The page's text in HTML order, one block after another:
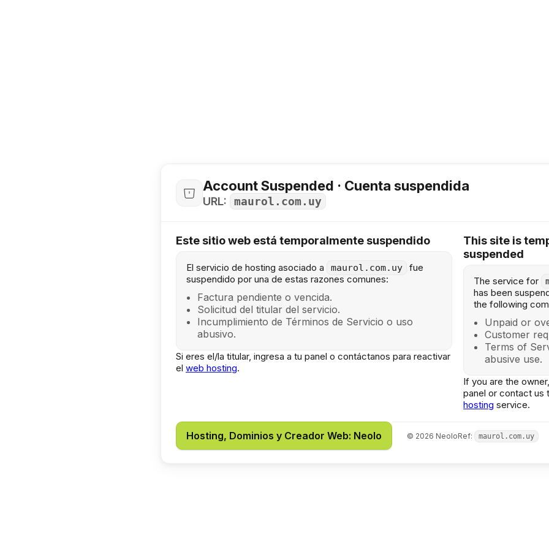
Account Suspended · Cuenta suspendida
URL: maurol.com.uy
Este sitio web está temporalmente suspendido
El servicio de hosting asociado a maurol.com.uy
fue
suspendido por una de estas razones comunes:
Factura pendiente o vencida.
Solicitud del titular del servicio.
Incumplimiento de Términos de Servicio o uso
abusivo.
Si eres el/la titular, ingresa a tu panel o contáctanos para reactivar
el web hosting.
This site is
suspended
The service for
has been
the following
Unpaid or
Customer
Terms of
abusive use.
If you are the
panel or contact
hosting service.
Hosting, Dominios y Creador Web: Neolo © 2026 NeoloRef: maurol.com.uy